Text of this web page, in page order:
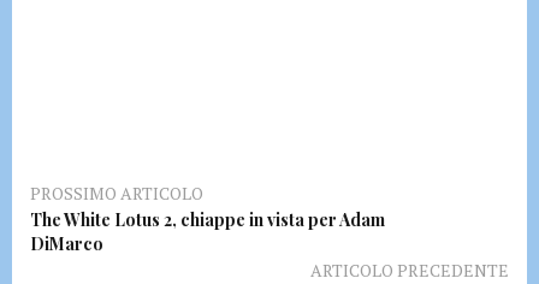
PROSSIMO ARTICOLO
The White Lotus 2, chiappe in vista per Adam
DiMarco
ARTICOLO PRECEDENTE